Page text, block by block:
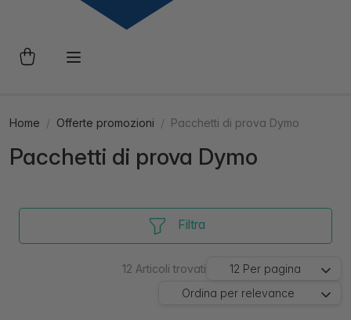
Home Offerte promozioni Pacchetti di prova Dymo
Pacchetti di prova Dymo
Filtra
12 Articoli trovati 12 Per pagina
Ordina per relevance